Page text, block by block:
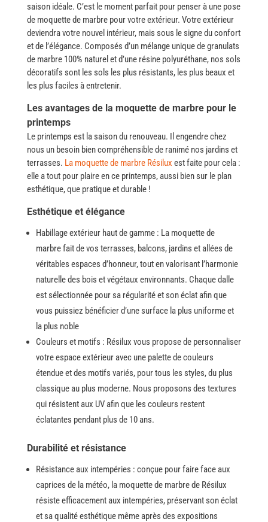
saison idéale. C’est le moment parfait pour penser à une pose
de moquette de marbre pour votre extérieur. Votre extérieur
deviendra votre nouvel intérieur, mais sous le signe du confort
et de l’élégance. Composés d’un mélange unique de granulats
de marbre 100% naturel et d’une résine polyuréthane, nos sols
décoratifs sont les sols les plus résistants, les plus beaux et
les plus faciles à ​‍​‌‍​‍‌entretenir.
Les avantages de la moquette de marbre pour le
printemps
Le​‍​‌‍​‍‌ printemps est la saison du renouveau. Il engendre chez
nous un besoin bien compréhensible de ranimé nos jardins et
terrasses. La moquette de marbre Résilux est faite pour cela :
elle a tout pour plaire en ce printemps, aussi bien sur le plan
esthétique, que pratique et durable ​‍​‌‍​‍‌!
Esthétique et élégance
Habillage​‍​‌‍​‍‌ extérieur haut de gamme : La moquette de
marbre fait de vos terrasses, balcons, jardins et allées de
véritables espaces d’honneur, tout en valorisant l’harmonie
naturelle des bois et végétaux environnants. Chaque​‍​‌‍​‍‌ dalle
est sélectionnée pour sa régularité et son éclat afin que
vous puissiez bénéficier d’une surface la plus uniforme et
la plus noble ​‍​‌‍​‍‌
Couleurs​‍​‌‍​‍‌ et motifs : Résilux vous propose de personnaliser
votre espace extérieur avec une palette de couleurs
étendue et des motifs variés, pour tous les styles, du plus
classique au plus moderne. Nous proposons des textures
qui résistent aux UV afin que les couleurs restent
éclatantes pendant plus de 10 ​‍​‌‍​‍‌ans.
Durabilité et résistance
Résistance aux intempéries : conçue pour faire face aux
caprices de la météo, la moquette de marbre de Résilux
résiste efficacement aux intempéries, préservant son éclat
et sa qualité esthétique même après des expositions